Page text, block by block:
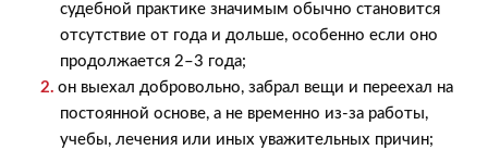
судебной практике значимым обычно становится
отсутствие от года и дольше, особенно если оно
продолжается 2–3 года;
он выехал добровольно, забрал вещи и переехал на
постоянной основе, а не временно из-за работы,
учебы, лечения или иных уважительных причин;